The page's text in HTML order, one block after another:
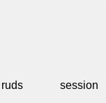
ruds session